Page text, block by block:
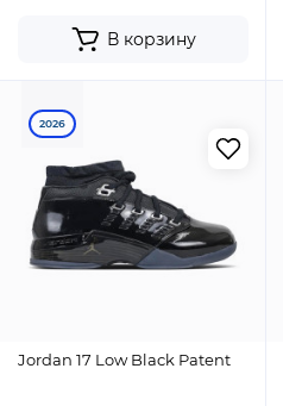
В корзину
2026
Jordan 17 Low Black Patent